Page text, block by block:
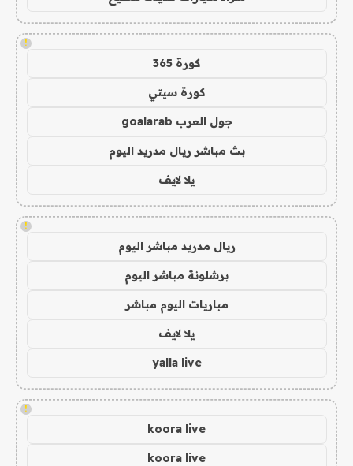
!
كورة 365
كورة سيتي
جول العرب goalarab
بث مباشر ريال مدريد اليوم
يلا لايف
!
ريال مدريد مباشر اليوم
برشلونة مباشر اليوم
مباريات اليوم مباشر
يلا لايف
yalla live
!
koora live
koora live